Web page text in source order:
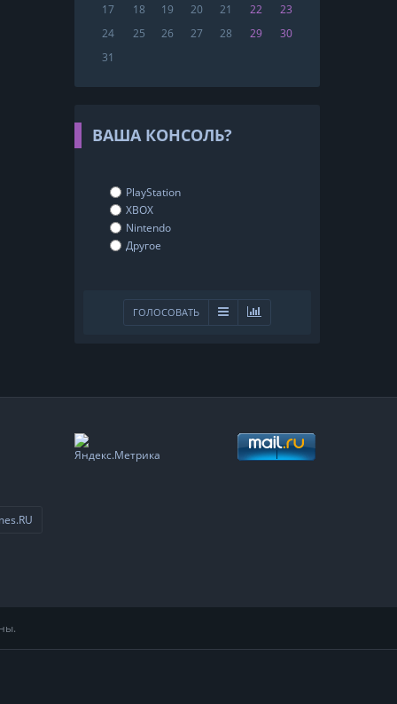
17
18 19 20 21 22
23
24
25 26 27 28 29
30
31
ВАША КОНСОЛЬ?
PlayStation
XBOX
Nintendo
Другое
ГОЛОСОВАТЬ